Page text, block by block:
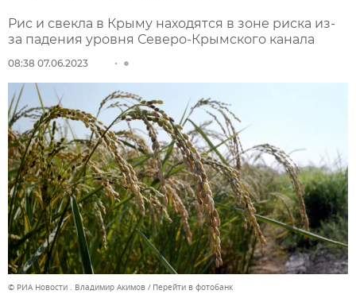
Рис и свекла в Крыму находятся в зоне риска из-
за падения уровня Северо-Крымского канала
08:38 07.06.2023
© РИА Новости . Владимир Акимов Перейти в фотобанк